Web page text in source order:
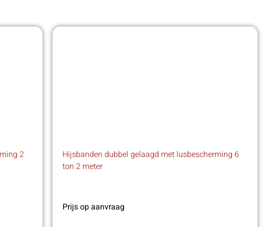
2
Hijsbanden dubbel gelaagd met lusbescherming 6
ton 2 meter
Prijs op aanvraag